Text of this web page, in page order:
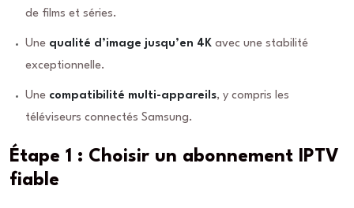
de films et séries.
Une qualité d’image jusqu’en 4K avec une stabilité
exceptionnelle.
Une compatibilité multi-appareils, y compris les
téléviseurs connectés Samsung.
Étape 1 : Choisir un abonnement IPTV
fiable